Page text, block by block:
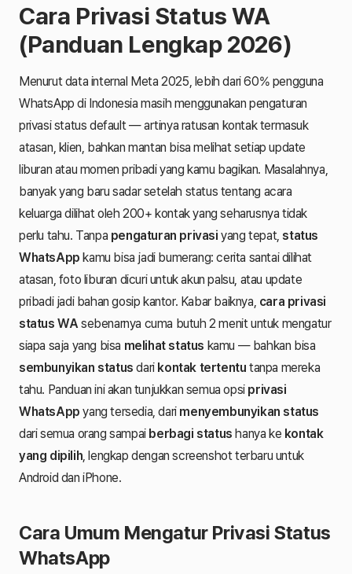
Cara Privasi Status WA
(Panduan Lengkap 2026)
Menurut data internal Meta 2025, lebih dari 60% pengguna
WhatsApp di Indonesia masih menggunakan pengaturan
privasi status default — artinya ratusan kontak termasuk
atasan, klien, bahkan mantan bisa melihat setiap update
liburan atau momen pribadi yang kamu bagikan. Masalahnya,
banyak yang baru sadar setelah status tentang acara
keluarga dilihat oleh 200+ kontak yang seharusnya tidak
perlu tahu. Tanpa pengaturan privasi yang tepat,status
WhatsApp kamu bisa jadi bumerang: cerita santai dilihat
atasan, foto liburan dicuri untuk akun palsu, atau update
pribadi jadi bahan gosip kantor. Kabar baiknya, cara privasi
status WA sebenarnya cuma butuh 2 menit untuk mengatur
siapa saja yang bisa melihat status kamu — bahkan bisa
sembunyikan status dari kontak tertentu tanpa mereka
tahu. Panduan ini akan tunjukkan semua opsi privasi
WhatsApp yang tersedia, dari menyembunyikan status
dari semua orang sampai berbagi status hanya ke kontak
yang dipilih, lengkap dengan screenshot terbaru untuk
Android dan iPhone.
Cara Umum Mengatur Privasi Status
WhatsApp